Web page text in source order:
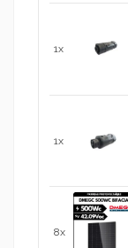
1x
1x
8x